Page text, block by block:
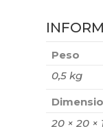
Peso
0,5 kg
20 × 20 ×